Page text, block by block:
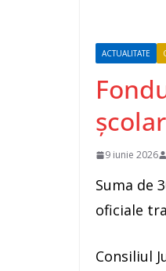
ACTUALITATE
9 iunie 2026
Suma de
oficiale
Consiliul